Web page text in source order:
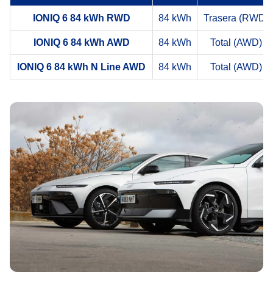
IONIQ 6 84 kWh RWD 84 kWh Trasera (RWD)
IONIQ 6 84 kWh AWD 84 kWh Total (AWD)
IONIQ 6 84 kWh N Line AWD 84 kWh Total (AWD)